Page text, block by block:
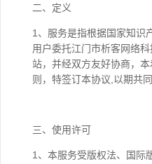
二、定义
1、服务是指根据国家知识
用户委托江门市析客网络
站，并经双方友好协商，
则，特签订本协议,以期共同
三、使用许可
1、本服务受版权法、国际